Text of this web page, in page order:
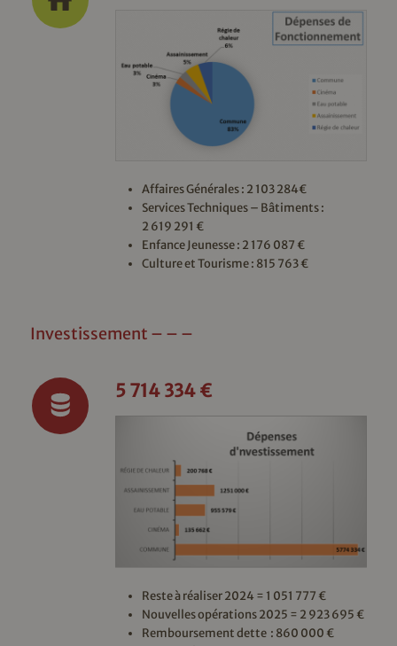
Affaires Générales : 2 103 284€
Services Techniques – Bâtiments :
2 619 291 €
Enfance Jeunesse : 2 176 087 €
Culture et Tourisme : 815 763 €
Investissement – – –
5 714 334 €
Reste à réaliser 2024 = 1 051 777 €
Nouvelles opérations 2025 = 2 923 695 €
Remboursement dette : 860 000 €